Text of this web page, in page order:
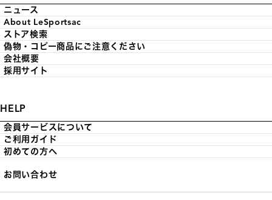
ニュース
About LeSportsac
ストア検索
偽物・コピー商品にご注意ください
会社概要
採用サイト
HELP
会員サービスについて
ご利用ガイド
初めての方へ
お問い合わせ